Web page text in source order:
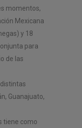
momentos,
Mexicana
y 18
para
de las
Guanajuato,
tiene como